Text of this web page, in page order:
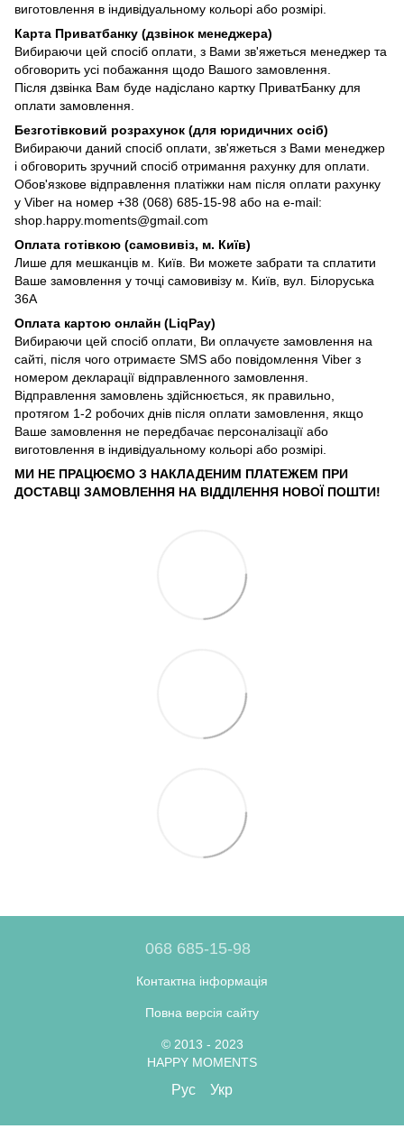
виготовлення в індивідуальному кольорі або розмірі.
Карта Приватбанку (дзвінок менеджера)
Вибираючи цей спосіб оплати, з Вами зв'яжеться менеджер та
обговорить усі побажання щодо Вашого замовлення.
Після дзвінка Вам буде надіслано картку ПриватБанку для
оплати замовлення.
Безготівковий розрахунок (для юридичних осіб)
Вибираючи даний спосіб оплати, зв'яжеться з Вами менеджер
і обговорить зручний спосіб отримання рахунку для оплати.
Обов'язкове відправлення платіжки нам після оплати рахунку
у Viber на номер +38 (068) 685-15-98 або на e-mail:
shop.happy.moments@gmail.com
Оплата готівкою (самовивіз, м. Київ)
Лише для мешканців м. Київ. Ви можете забрати та сплатити
Ваше замовлення у точці самовивізу м. Київ, вул. Білоруська
36А
Оплата картою онлайн (LiqPay)
Вибираючи цей спосіб оплати, Ви оплачуєте замовлення на
сайті, після чого отримаєте SMS або повідомлення Viber з
номером декларації відправленного замовлення.
Відправлення замовлень здійснюється, як правильно,
протягом 1-2 робочих днів після оплати замовлення, якщо
Ваше замовлення не передбачає персоналізації або
виготовлення в індивідуальному кольорі або розмірі.
МИ НЕ ПРАЦЮЄМО З НАКЛАДЕНИМ ПЛАТЕЖЕМ ПРИ
ДОСТАВЦІ ЗАМОВЛЕННЯ НА ВІДДІЛЕННЯ НОВОЇ ПОШТИ!
068 685-15-98
Контактна інформація
Повна версія сайту
© 2013 - 2023
HAPPY MOMENTS
Рус Укр